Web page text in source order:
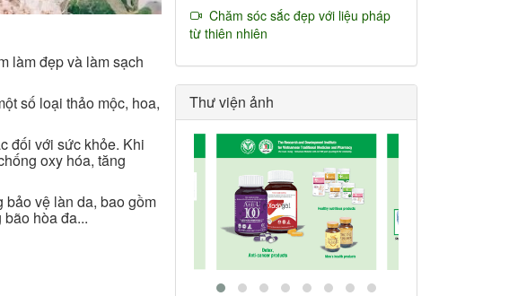
làm đẹp và làm sạch
số loại thảo mộc, hoa,
đối với sức khỏe. Khi
oxy hóa, tăng
vệ làn da, bao gồm
hòa đa...
Chăm sóc sắc đẹp với liệu pháp
từ thiên nhiên
Thư viện ảnh